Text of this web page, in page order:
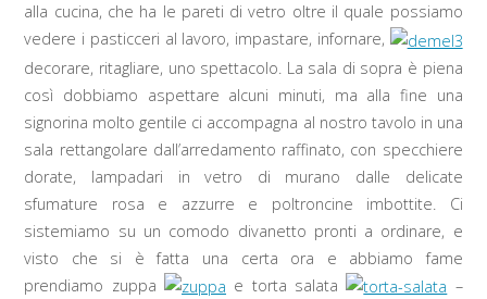
alla cucina, che ha le pareti di vetro oltre il quale possiamo
vedere i pasticceri al lavoro, impastare, infornare,
decorare, ritagliare, uno spettacolo. La sala di sopra è piena
così dobbiamo aspettare alcuni minuti, ma alla fine una
signorina molto gentile ci accompagna al nostro tavolo in una
sala rettangolare dall’arredamento raffinato, con specchiere
dorate, lampadari in vetro di murano dalle delicate
sfumature rosa e azzurre e poltroncine imbottite. Ci
sistemiamo su un comodo divanetto pronti a ordinare, e
visto che si è fatta una certa ora e abbiamo fame
prendiamo zuppa
e torta salata
–